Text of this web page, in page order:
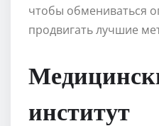
чтобы обмениваться
продвигать лучшие
институт